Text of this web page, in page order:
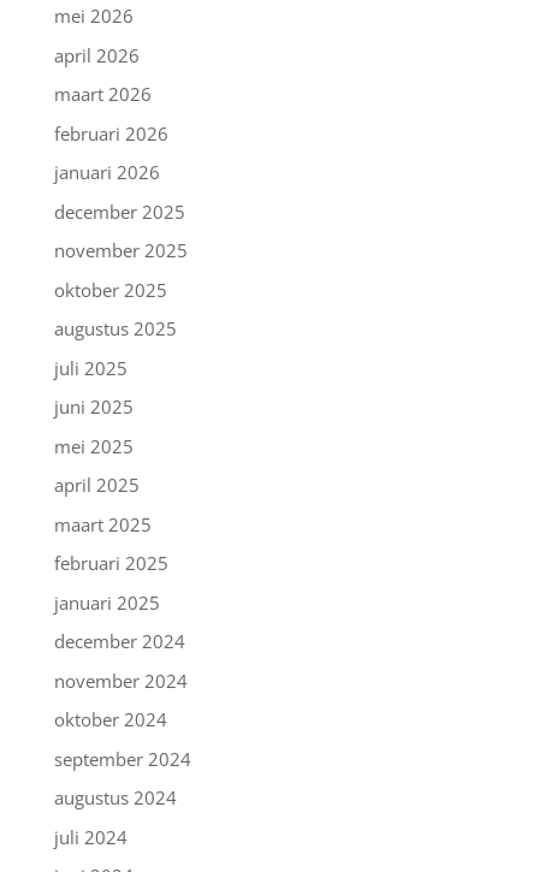
mei 2026
april 2026
maart 2026
februari 2026
januari 2026
december 2025
november 2025
oktober 2025
augustus 2025
juli 2025
juni 2025
mei 2025
april 2025
maart 2025
februari 2025
januari 2025
december 2024
november 2024
oktober 2024
september 2024
augustus 2024
juli 2024